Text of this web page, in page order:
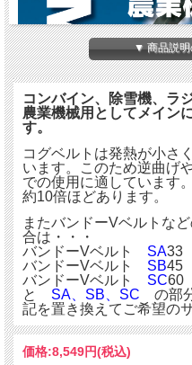
▼ 商品説
コンバイン、除雪機、ラ
農業機械用としてメイン
す。
コグベルトは発熱が小さ
います。このため逆曲げ
での使用に適しています
約10倍ほどあります。
またバンドーVベルトな
合は・・・
バンドーVベルト SA33
バンドーVベルト SB45
バンドーVベルト SC60
と SA、SB、SC の部
記を置き換えてご希望の
価格:8,549円(税込)